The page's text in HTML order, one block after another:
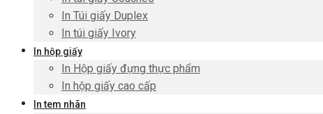
In Túi giấy Duplex
In túi giấy Ivory
In hộp giấy
In Hộp giấy đựng thực phẩm
In hộp giấy cao cấp
In tem nhãn